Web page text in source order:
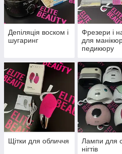
Депіляція воском і
шугаринг
Фрезери і
для
педикюру
Щітки для обличчя
Лампи для
нігтів